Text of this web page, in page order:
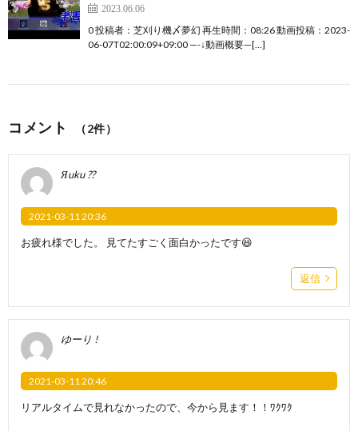
2023.06.06
0 投稿者：芝刈り機〆夢幻 再生時間：08:26 動画投稿：2023-
06-07T02:00:09+09:00 —-↓動画概要—[…]
コメント （2件）
Яuku ??
2021-03-11 20:36
お疲れ様でした。 見てたすごく面白かったです😆
返信
ゆーり !
2021-03-11 20:46
リアルタイムで見れなかったので、今から見ます！！ﾜｸﾜｸ